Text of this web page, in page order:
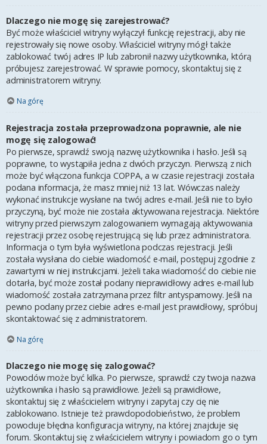
Dlaczego nie mogę się zarejestrować?
Być może właściciel witryny wyłączył funkcję rejestracji, aby nie
rejestrowały się nowe osoby. Właściciel witryny mógł także
zablokować twój adres IP lub zabronił nazwy użytkownika, którą
próbujesz zarejestrować. W sprawie pomocy, skontaktuj się z
administratorem witryny.
Na górę
Rejestracja została przeprowadzona poprawnie, ale nie
mogę się zalogować!
Po pierwsze, sprawdź swoją nazwę użytkownika i hasło. Jeśli są
poprawne, to wystąpiła jedna z dwóch przyczyn. Pierwszą z nich
może być włączona funkcja COPPA, a w czasie rejestracji została
podana informacja, że masz mniej niż 13 lat. Wówczas należy
wykonać instrukcje wysłane na twój adres e-mail. Jeśli nie to było
przyczyną, być może nie została aktywowana rejestracja. Niektóre
witryny przed pierwszym zalogowaniem wymagają aktywowania
rejestracji przez osobę rejestrującą się lub przez administratora.
Informacja o tym była wyświetlona podczas rejestracji. Jeśli
została wysłana do ciebie wiadomość e-mail, postępuj zgodnie z
zawartymi w niej instrukcjami. Jeżeli taka wiadomość do ciebie nie
dotarła, być może został podany nieprawidłowy adres e-mail lub
wiadomość została zatrzymana przez filtr antyspamowy. Jeśli na
pewno podany przez ciebie adres e-mail jest prawidłowy, spróbuj
skontaktować się z administratorem.
Na górę
Dlaczego nie mogę się zalogować?
Powodów może być kilka. Po pierwsze, sprawdź czy twoja nazwa
użytkownika i hasło są prawidłowe. Jeżeli są prawidłowe,
skontaktuj się z właścicielem witryny i zapytaj czy cię nie
zablokowano. Istnieje też prawdopodobieństwo, że problem
powoduje błędna konfiguracja witryny, na której znajduje się
forum. Skontaktuj się z właścicielem witryny i powiadom go o tym